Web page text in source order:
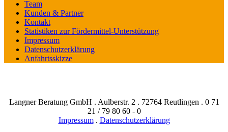
Team
Kunden & Partner
Kontakt
Statistiken zur Fördermittel-Unterstützung
Impressum
Datenschutzerklärung
Anfahrtsskizze
Langner Beratung GmbH . Aulberstr. 2 . 72764 Reutlingen . 0 71
21 / 79 80 60 - 0
Impressum. Datenschutzerklärung